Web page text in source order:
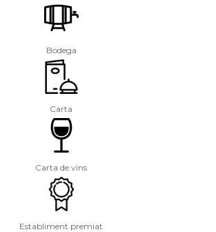
Bodega
Carta
Carta de vins
Establiment premiat